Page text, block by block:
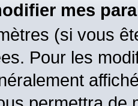
mes
(si vous
Pour les